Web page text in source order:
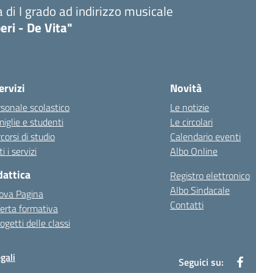
I grado ad indirizzo musicale
- De Vita"
scolastico
e studenti
di studio
i servizi
Pagina
formativa
delle classi
Novità
Le notizie
Le circolari
Calendario eventi
Albo Online
Registro elettronico
Albo Sindacale
Contatti
Seguici su: